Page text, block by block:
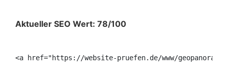
Aktueller SEO Wert: 78/100
<a href="https://website-pruefen.de/www/